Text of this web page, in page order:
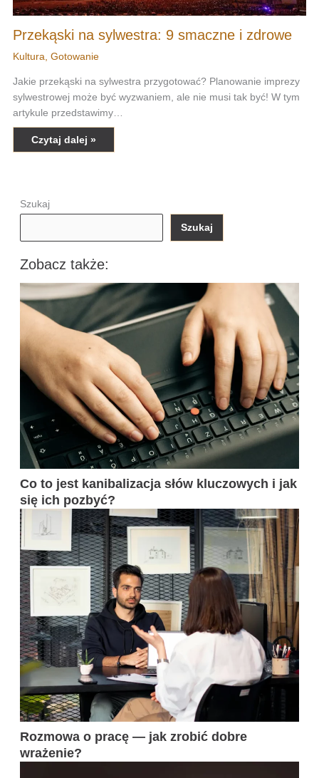
Przekąski na sylwestra: 9 smaczne i zdrowe
Kultura Gotowanie
Jakie przekąski na sylwestra przygotować? Planowanie imprezy
sylwestrowej może być wyzwaniem, ale nie musi tak być! W tym
artykule przedstawimy…
Czytaj dalej »
Szukaj
Szukaj
Zobacz także:
Co to jest kanibalizacja słów kluczowych i jak
się ich pozbyć?
Rozmowa o pracę — jak zrobić dobre
wrażenie?